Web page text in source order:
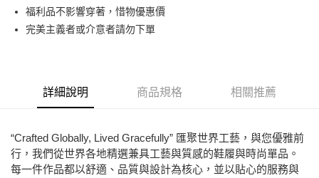
Apple Pay
街口支付
ATM付款
全家取貨付款
每筆NT$80，滿NT$2,000(含以上)免運費
福利品不影響穿著，惜物優惠價
完美主義者或介意者請勿下單
詳細說明 商品規格 相關推薦
“Crafted Globally, Lived Gracefully” 匯聚世界工藝，與您優雅前
行，我們從世界各地精選兼具工藝與質感的鞋履與時尚單品。
每一件作品都以舒適、品質與設計為核心，並以貼心的服務與